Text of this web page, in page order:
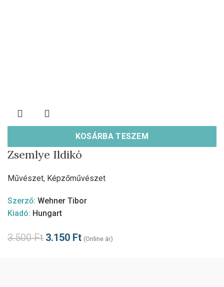
KOSÁRBA TESZEM
Zsemlye Ildikó
Művészet, Képzőművészet
Szerző: Wehner Tibor
Kiadó: Hungart
3.500Ft 3.150 Ft (Online ár)